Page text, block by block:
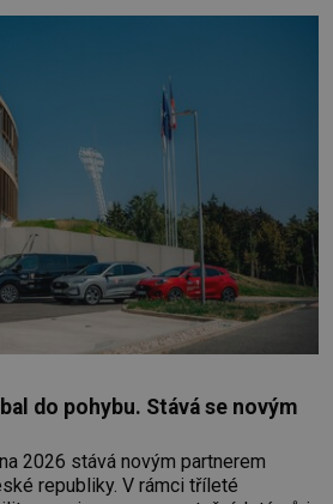
poznáváním památek ve Velkých
do pohybu. Stává se novým
2026 stává novým partnerem
republiky. V rámci tříleté